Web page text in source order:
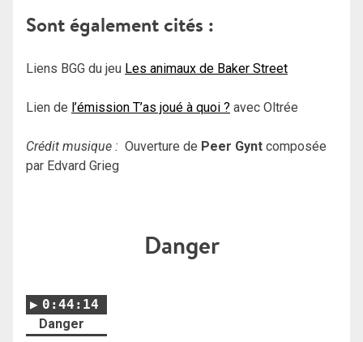
Sont également cités :
Liens BGG du jeu Les animaux de Baker Street
Lien de l’émission T’as joué à quoi ? avec Oltrée
Crédit musique : Ouverture de Peer Gynt composée
par Edvard Grieg
Danger
0:44:14
Danger